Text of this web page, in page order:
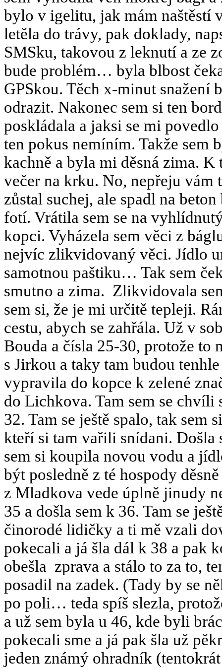
bylo v igelitu, jak mám naštěstí
letěla do trávy, pak doklady,
SMSku, takovou z leknutí a ze
bude problém… byla blbost
GPSkou. Těch x-minut snažení
odrazit. Nakonec sem si ten
poskládala a jaksi se mi
ten pokus nemíním. Takže sem
kachně a byla mi děsná zima.
večer na krku. No, nepřeju vám
zůstal suchej, ale spadl na
fotí. Vrátila sem se na
kopci. Vyházela sem věci z
nejvíc zlikvidovaný věci. Jídlo
samotnou paštiku… Tak sem
smutno a zima. Zlikvidovala
sem si, že je mi určitě tepleji.
cestu, abych se zahřála. Už v
Bouda a čísla 25-30, protože to
s Jirkou a taky tam budou
vypravila do kopce k zelené
do Lichkova. Tam sem se chvíli
32. Tam se ještě spalo, tak sem
kteří si tam vařili snídani. Došla
sem si koupila novou vodu a
být posledně z té hospody
z Mladkova vede úplně jinudy
35 a došla sem k 36. Tam se
činorodé lidičky a ti mě vzali
pokecali a já šla dál k 38 a pak
obešla zprava a stálo to za to,
posadil na zadek. (Tady by se
po poli… teda spíš slezla,
a už sem byla u 46, kde byli
pokecali sme a já pak šla už
jeden známý ohradník